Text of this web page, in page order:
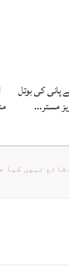
پانی کی بوتل
مستر…
نہیں کیا